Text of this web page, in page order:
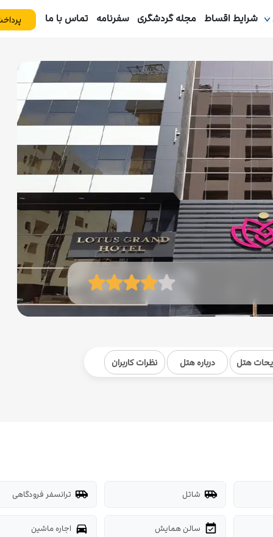
شرایط اقساط مجله گردشگری سفرنامه تماس با ما
هتل درباره هتل نظرات کاربران
airport_shuttle شاتل airport_shuttle ترانسفر فرودگاهی
event_available سالن همایش directions_car اجاره ماشین